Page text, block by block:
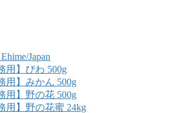
Japan
用】びわ 500g
用】みかん 500g
用】野の花 500g
用】野の花蜜 24kg